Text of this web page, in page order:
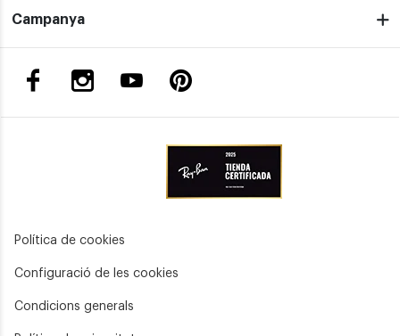
Campanya
Política de cookies
Configuració de les cookies
Condicions generals